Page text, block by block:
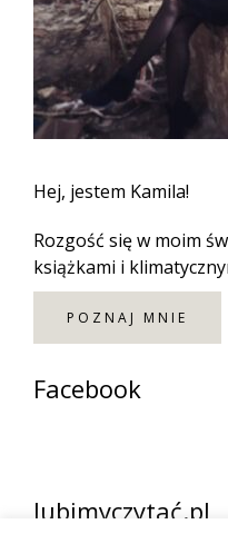
Hej, jestem Kamila!
Rozgość się w moim
książkami i
POZNAJ MNIE
Facebook
lubimyczytać.pl